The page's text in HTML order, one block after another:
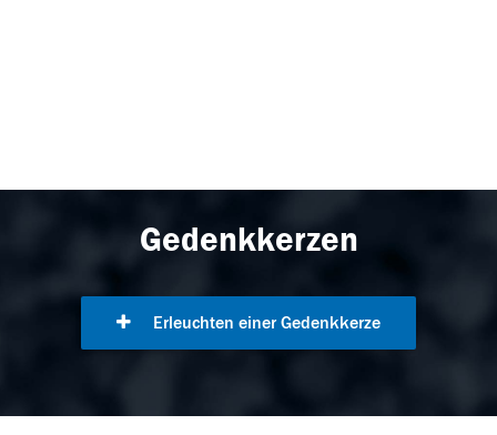
Gedenkkerzen
Erleuchten einer Gedenkkerze